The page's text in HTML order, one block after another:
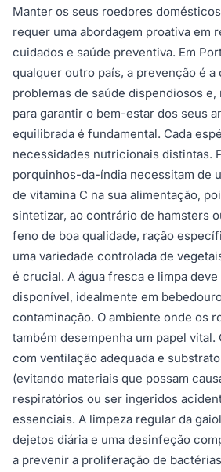
Manter os seus roedores
requer uma abordagem proativa em
cuidados e saúde preventiva. Em
qualquer outro país, a prevenção é a
problemas de saúde dispendiosos e,
para garantir o bem-estar dos seus
equilibrada é fundamental. Cada
necessidades nutricionais distintas.
porquinhos-da-índia necessitam de
de vitamina C na sua alimentação,
sintetizar, ao contrário de hamsters
feno de boa qualidade, ração
uma variedade controlada de
é crucial. A água fresca e limpa
disponível, idealmente em
contaminação. O ambiente onde os
também desempenha um papel vital.
com ventilação adequada e
(evitando materiais que possam
respiratórios ou ser ingeridos
essenciais. A limpeza regular da
dejetos diária e uma desinfeção
a prevenir a proliferação de